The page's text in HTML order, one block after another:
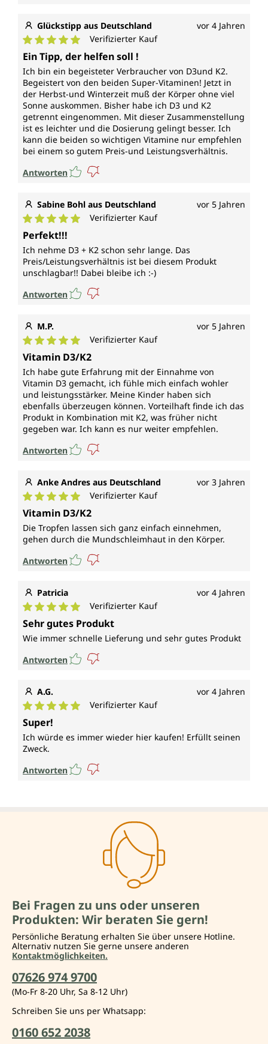
Glückstipp aus Deutschland vor 4 Jahren
Durchschnittliche Bewertung von 5 von 5 Sternen
Verifizierter Kauf
Ein Tipp, der helfen soll !
Ich bin ein begeisteter Verbraucher von D3und K2.
Begeistert von den beiden Super-Vitaminen! Jetzt in
der Herbst-und Winterzeit muß der Körper ohne viel
Sonne auskommen. Bisher habe ich D3 und K2
getrennt eingenommen. Mit dieser Zusammenstellung
ist es leichter und die Dosierung gelingt besser. Ich
kann die beiden so wichtigen Vitamine nur empfehlen
bei einem so gutem Preis-und Leistungsverhältnis.
Antworten
Sabine Bohl aus Deutschland vor 5 Jahren
Durchschnittliche Bewertung von 5 von 5 Sternen
Verifizierter Kauf
Perfekt!!!
Ich nehme D3 + K2 schon sehr lange. Das
Preis/Leistungsverhältnis ist bei diesem Produkt
unschlagbar!! Dabei bleibe ich :-)
Antworten
M.P. vor 5 Jahren
Durchschnittliche Bewertung von 5 von 5 Sternen
Verifizierter Kauf
Vitamin D3/K2
Ich habe gute Erfahrung mit der Einnahme von
Vitamin D3 gemacht, ich fühle mich einfach wohler
und leistungsstärker. Meine Kinder haben sich
ebenfalls überzeugen können. Vorteilhaft finde ich das
Produkt in Kombination mit K2, was früher nicht
gegeben war. Ich kann es nur weiter empfehlen.
Antworten
Anke Andres aus Deutschland vor 3 Jahren
Durchschnittliche Bewertung von 5 von 5 Sternen
Verifizierter Kauf
Vitamin D3/K2
Die Tropfen lassen sich ganz einfach einnehmen,
gehen durch die Mundschleimhaut in den Körper.
Antworten
Patricia vor 4 Jahren
Durchschnittliche Bewertung von 5 von 5 Sternen
Verifizierter Kauf
Sehr gutes Produkt
Wie immer schnelle Lieferung und sehr gutes Produkt
Antworten
A.G. vor 4 Jahren
Durchschnittliche Bewertung von 5 von 5 Sternen
Verifizierter Kauf
Super!
Ich würde es immer wieder hier kaufen! Erfüllt seinen
Zweck.
Antworten
Bei Fragen zu uns oder unseren
Produkten: Wir beraten Sie gern!
Persönliche Beratung erhalten Sie über unsere Hotline.
Alternativ nutzen Sie gerne unsere anderen
Kontaktmöglichkeiten.
07626 974 9700
(Mo-Fr 8-20 Uhr, Sa 8-12 Uhr)
Schreiben Sie uns per Whatsapp:
0160 652 2038